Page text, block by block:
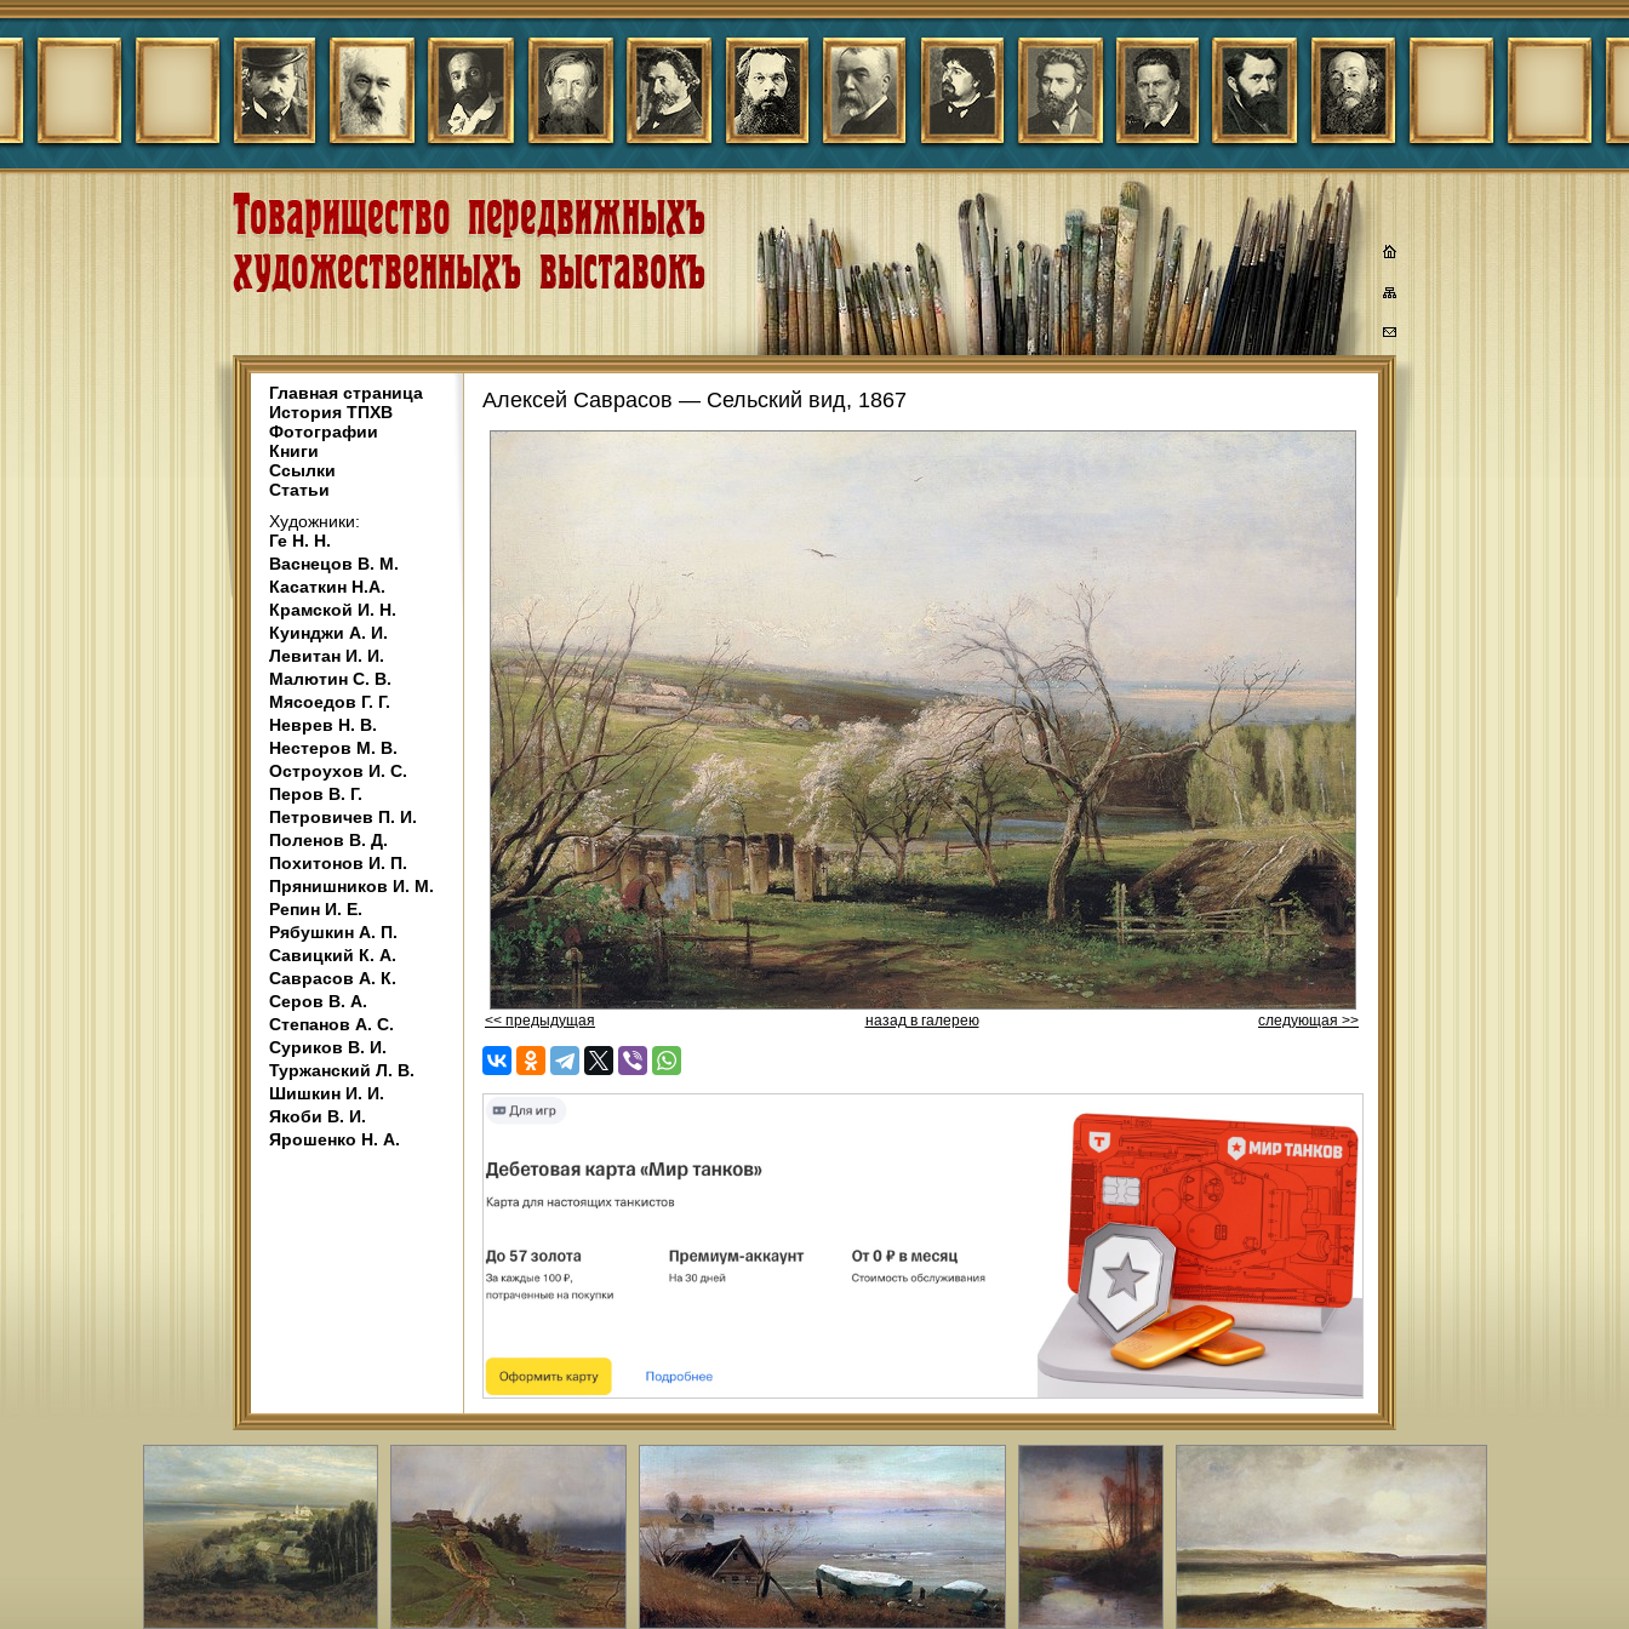
Главная страница
История ТПХВ
Фотографии
Книги
Ссылки
Статьи
Художники:
Ге Н. Н.
Васнецов В. М.
Касаткин Н.А.
Крамской И. Н.
Куинджи А. И.
Левитан И. И.
Малютин С. В.
Мясоедов Г. Г.
Неврев Н. В.
Нестеров М. В.
Остроухов И. С.
Перов В. Г.
Петровичев П. И.
Поленов В. Д.
Похитонов И. П.
Прянишников И. М.
Репин И. Е.
Рябушкин А. П.
Савицкий К. А.
Саврасов А. К.
Серов В. А.
Степанов А. С.
Суриков В. И.
Туржанский Л. В.
Шишкин И. И.
Якоби В. И.
Ярошенко Н. А.
Алексей Саврасов — Сельский вид, 1867
<< предыдущая назад в галерею следующая >>